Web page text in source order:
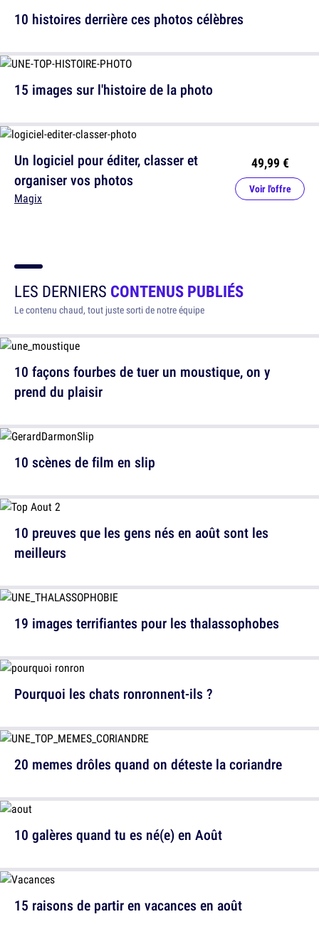
10 histoires derrière ces photos célèbres
Un logiciel pour éditer, classer et
organiser vos photos
Magix
49,99 €
Voir l'offre
15 images sur l'histoire de la photo
LES DERNIERS CONTENUS PUBLIÉS
Le contenu chaud, tout juste sorti de notre équipe
10 façons fourbes de tuer un moustique, on y
prend du plaisir
10 preuves que les gens nés en août sont les
meilleurs
Pourquoi les chats ronronnent-ils ?
10 galères quand tu es né(e) en Août
10 scènes de film en slip
19 images terrifiantes pour les thalassophobes
20 memes drôles quand on déteste la coriandre
15 raisons de partir en vacances en août